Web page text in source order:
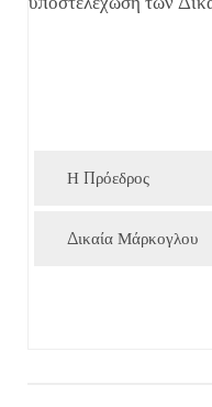
Η Πρόεδρος
Δικαία Μάρκογλου